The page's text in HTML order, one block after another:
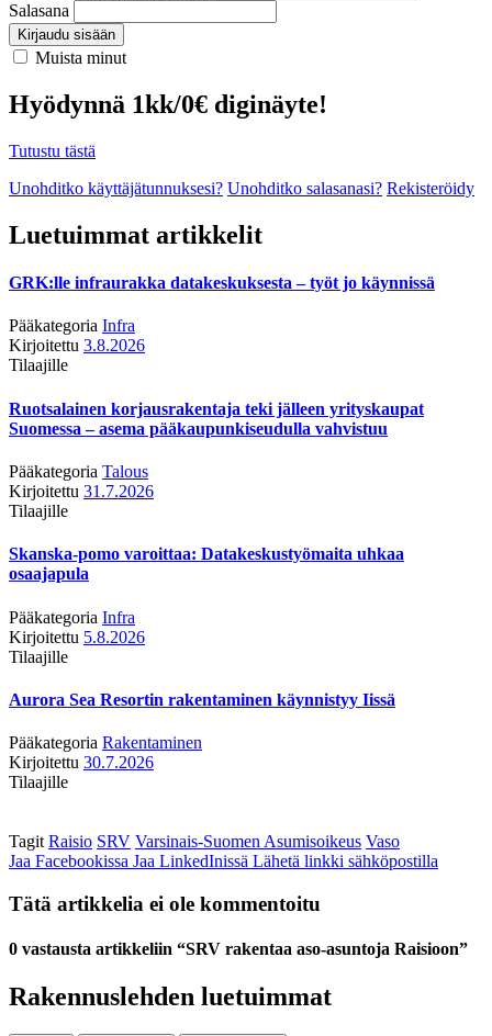
Salasana
Kirjaudu sisään
Muista minut
Hyödynnä 1kk/0€ diginäyte!
Tutustu tästä
Unohditko käyttäjätunnuksesi? Unohditko salasanasi? Rekisteröidy
Luetuimmat artikkelit
GRK:lle infraurakka datakeskuksesta – työt jo käynnissä
Pääkategoria Infra
Kirjoitettu 3.8.2026
Tilaajille
Ruotsalainen korjausrakentaja teki jälleen yrityskaupat
Suomessa – asema pääkaupunkiseudulla vahvistuu
Pääkategoria Talous
Kirjoitettu 31.7.2026
Tilaajille
Skanska-pomo varoittaa: Datakeskustyömaita uhkaa
osaajapula
Pääkategoria Infra
Kirjoitettu 5.8.2026
Tilaajille
Aurora Sea Resortin rakentaminen käynnistyy Iissä
Pääkategoria Rakentaminen
Kirjoitettu 30.7.2026
Tilaajille
Tagit Raisio SRV Varsinais-Suomen Asumisoikeus Vaso
Jaa Facebookissa Jaa LinkedInissä Lähetä linkki sähköpostilla
Tätä artikkelia ei ole kommentoitu
0 vastausta artikkeliin “SRV rakentaa aso-asuntoja Raisioon”
Rakennuslehden luetuimmat